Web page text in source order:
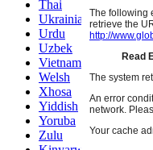
Thai
Ukrainian
Urdu
Uzbek
Vietnamese
Welsh
Xhosa
Yiddish
Yoruba
Zulu